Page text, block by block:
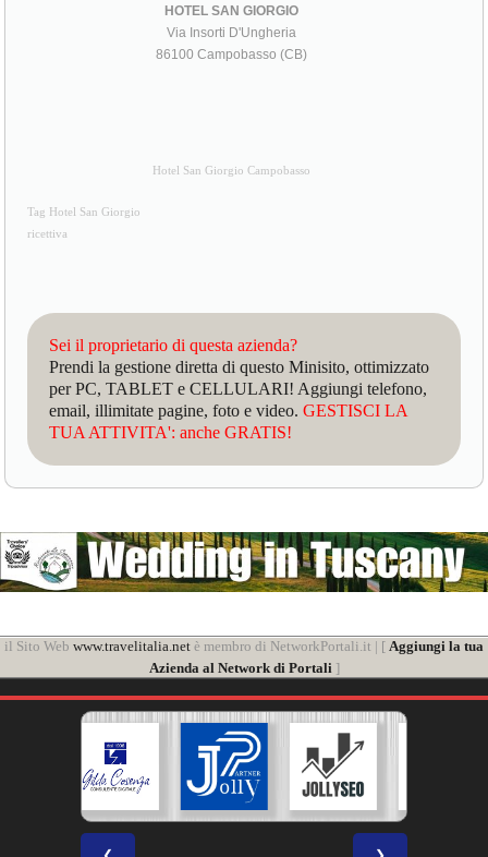
HOTEL SAN GIORGIO
Via Insorti D'Ungheria
86100 Campobasso (CB)
Hotel San Giorgio Campobasso
Tag Hotel San Giorgio
ricettiva
Sei il proprietario di questa azienda?
Prendi la gestione diretta di questo Minisito, ottimizzato
per PC, TABLET e CELLULARI! Aggiungi telefono,
email, illimitate pagine, foto e video.GESTISCI LA
TUA ATTIVITA': anche GRATIS!
il Sito Web www.travelitalia.net è membro di NetworkPortali.it | [ Aggiungi la tua
Azienda al Network di Portali]